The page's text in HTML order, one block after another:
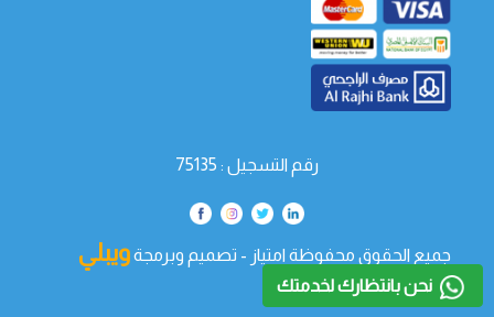
نحن بانتظارك لخدمتك
رقم التسجيل : 75135
جميع الحقوق محفوظة امتياز - تصميم وبرمجةويبلي
تك